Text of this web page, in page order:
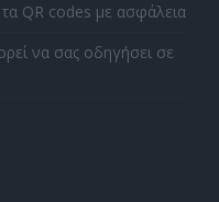
QR codes με ασφάλεια
να σας οδηγήσει σε